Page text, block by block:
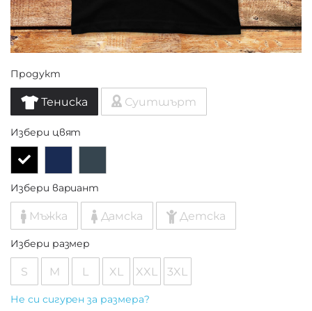
Продукт
Тениска Суитшърт
Избери цвят
Избери вариант
Мъжка Дамска Детска
Избери размер
S M L XL XXL 3XL
Не си сигурен за размера?